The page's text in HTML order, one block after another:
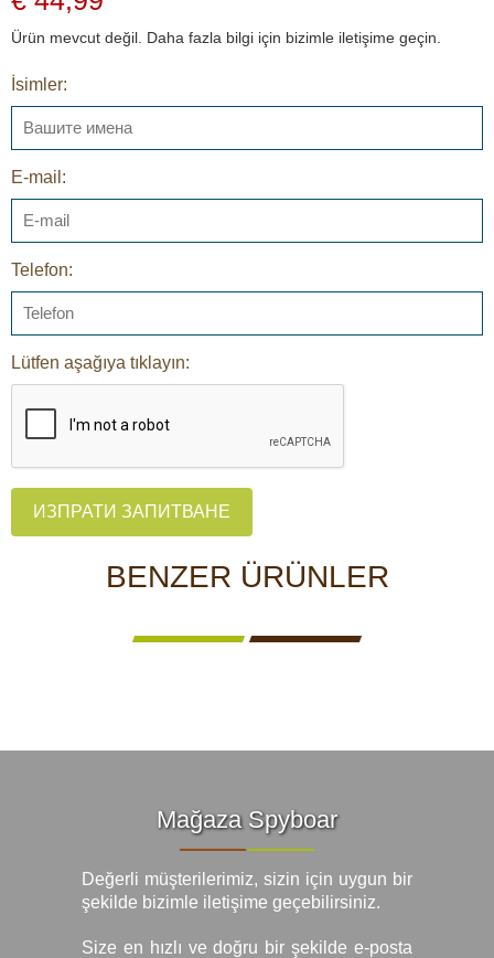
Ürün mevcut değil. Daha fazla bilgi için bizimle iletişime geçin.
İsimler:
E-mail:
Telefon:
Lütfen aşağıya tıklayın:
ИЗПРАТИ ЗАПИТВАНЕ
BENZER ÜRÜNLER
Mağaza Spyboar
Değerli müşterilerimiz, sizin için uygun bir
şekilde bizimle iletişime geçebilirsiniz.
Size en hızlı ve doğru bir şekilde e-posta